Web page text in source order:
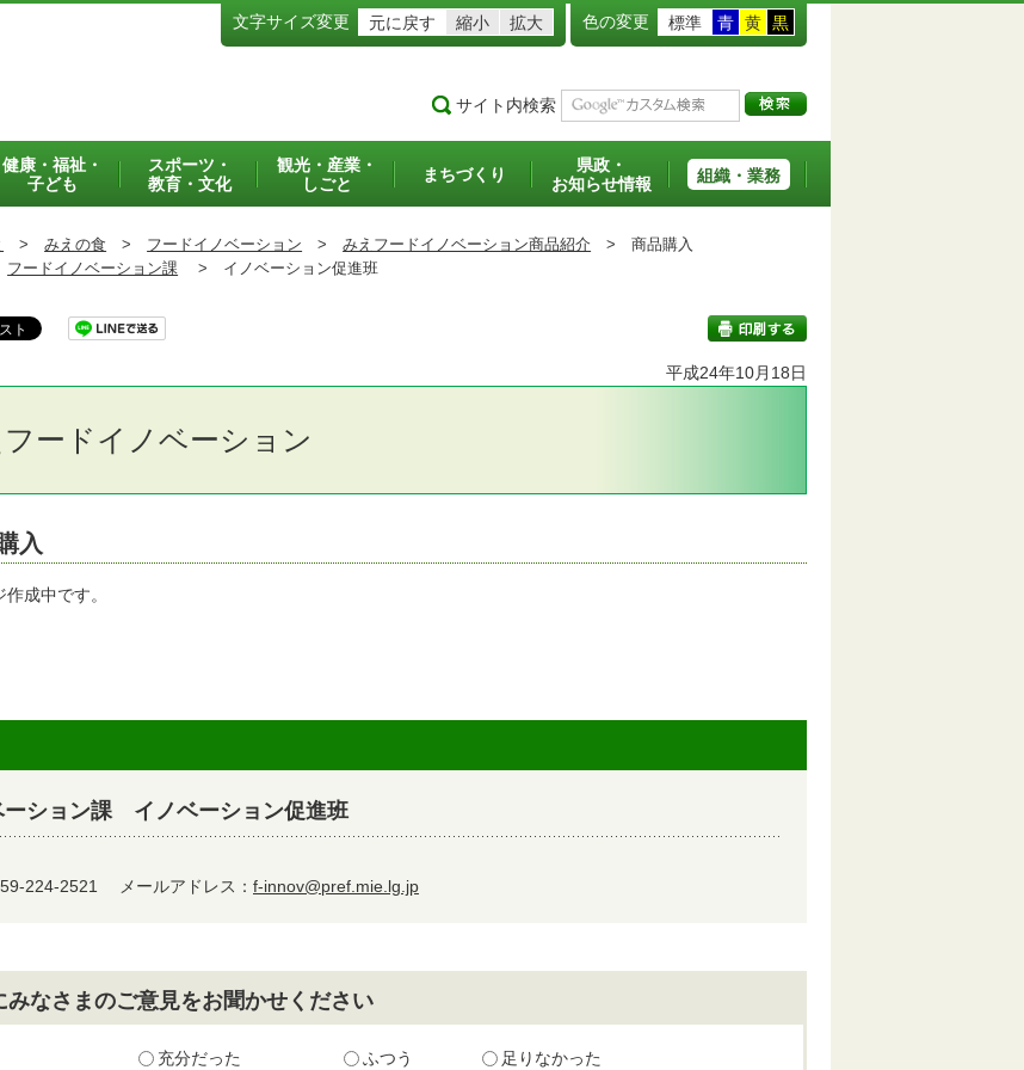
文字サイズ変更 元に戻す 縮小 拡大 色の変更 標準 青 黄 黒
サイト内検索
健康・福祉・
子ども
スポーツ・
教育・文化
観光・産業・
しごと
まちづくり
県政・
お知らせ情報
組織・業務
> みえの食 > フードイノベーション > みえフードイノベーション商品紹介 > 商品購入
フードイノベーション課 > イノベーション促進班
平成24年10月18日
ードイノベーション
入
成中です。
ション課 イノベーション促進班
224-2521 メールアドレス： f-innov@pref.mie.lg.jp
なさまのご意見をお聞かせください
充分だった ふつう 足りなかった